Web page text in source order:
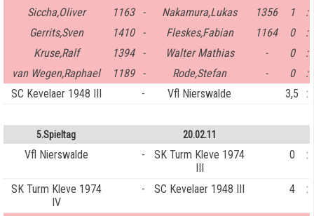
Siccha,Oliver
1163 - Nakamura,Lukas 1356 1
:
Gerrits,Sven
1410 - Fleskes,Fabian 1164 0
:
Kruse,Ralf
1394 - Walter Mathias - 0
:
van Wegen,Raphael
1189 - Rode,Stefan - 0
:
SC Kevelaer 1948 III
- Vfl Nierswalde 3,5 :
5.Spieltag 20.02.11
Vfl Nierswalde -
SK Turm Kleve 1974
0 :
SK Turm Kleve 1974
IV
- SC Kevelaer 1948 III 4 :